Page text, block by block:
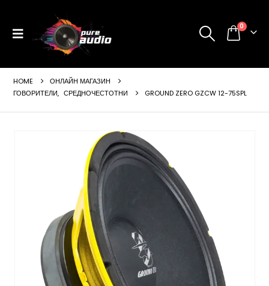
0
HOME
ОНЛАЙН МАГАЗИН
ГОВОРИТЕЛИ, СРЕДНОЧЕСТОТНИ GROUND ZERO GZCW 12-75SPL